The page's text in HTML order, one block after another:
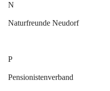
N
Naturfreunde Neudorf
P
Pensionistenverband